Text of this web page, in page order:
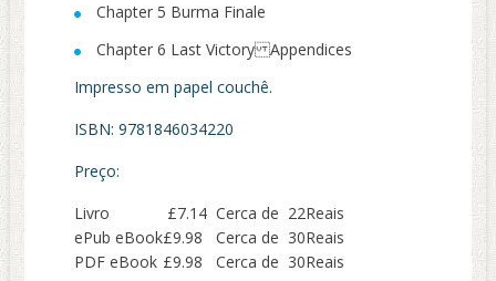
Chapter 5 Burma Finale
Chapter 6 Last Victory Appendices
Impresso em papel couchê.
ISBN: 9781846034220
Preço:
Livro
£7.14 Cerca de 22Reais
ePub eBook£9.98 Cerca de 30Reais
PDF eBook £9.98 Cerca de 30Reais